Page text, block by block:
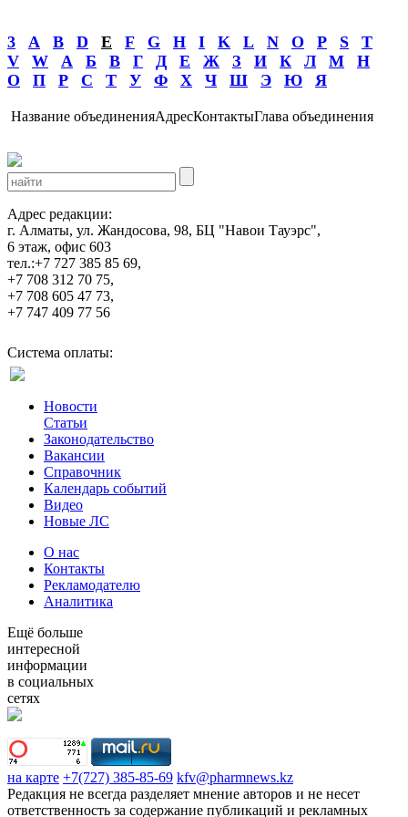
3 A B D E F G H I K L N O P S
T
V
W А Б В Г Д Е Ж З И К Л М
Н
О
П Р С Т У Ф Х Ч Ш Э Ю Я
Название объединенияАдресКонтактыГлава объединения
Адрес редакции:
г. Алматы, ул. Жандосова, 98, БЦ "Навои Тауэрс",
6 этаж, офис 603
тел.:+7 727 385 85 69,
+7 708 312 70 75,
+7 708 605 47 73,
+7 747 409 77 56
Система оплаты:
Новости
Статьи
Законодательство
Вакансии
Справочник
Календарь событий
Видео
Новые ЛС
О нас
Контакты
Рекламодателю
Аналитика
Ещё больше
интересной
информации
в социальных
сетях
на карте +7(727) 385-85-69 kfv@pharmnews.kz
Редакция не всегда разделяет мнение авторов и не несет
ответственность за содержание публикаций и рекламных